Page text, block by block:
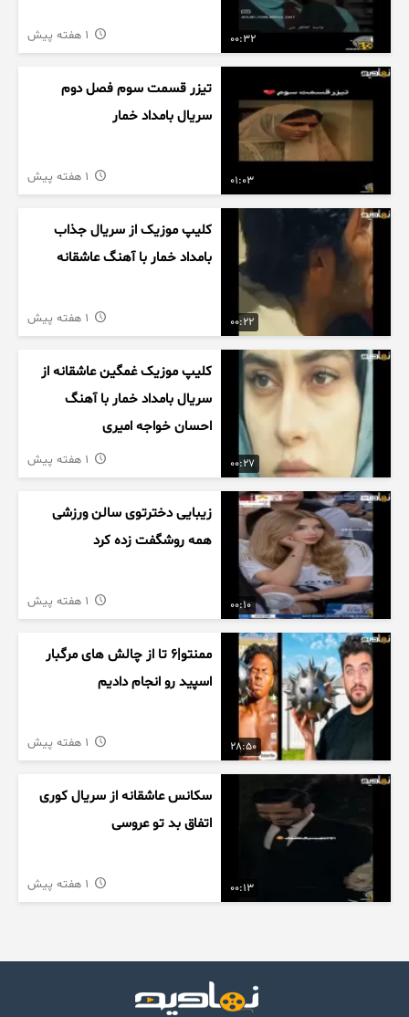
00:32
01:03
تیزر قسمت سوم فصل دوم
سریال بامداد خمار
00:22
کلیپ موزیک از سریال جذاب
بامداد خمار با آهنگ عاشقانه
00:27
کلیپ موزیک غمگین عاشقانه از
سریال بامداد خمار با آهنگ
احسان خواجه امیری
00:10
زیبایی دخترتوی سالن ورزشی
همه روشگفت زده کرد
28:50
ممنتو|۶ تا از چالش های مرگبار
اسپید رو انجام دادیم
00:13
سکانس عاشقانه از سریال کوری
اتفاق بد تو عروسی